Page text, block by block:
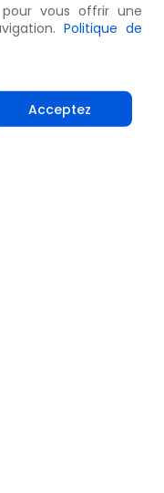
vous offrir une
Politique de
Acceptez